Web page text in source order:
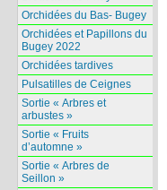
Orchidées du Bas- Bugey
Orchidées et Papillons du
Bugey 2022
Orchidées tardives
Pulsatilles de Ceignes
Sortie « Arbres et
arbustes »
Sortie « Fruits
d’automne »
Sortie « Arbres de
Seillon »